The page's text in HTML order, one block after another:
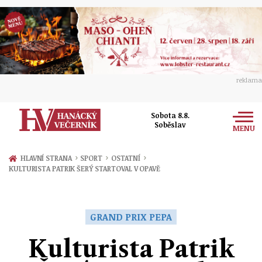
reklama
Sobota 8.8.
Soběslav
MENU
Zprávy
Přerov
Ekonomika
Ženy
Sport
HLAVNÍ STRANA › SPORT › OSTATNÍ ›
KULTURISTA PATRIK ŠERÝ STARTOVAL V OPAVĚ
GRAND PRIX PEPA
Kulturista Patrik